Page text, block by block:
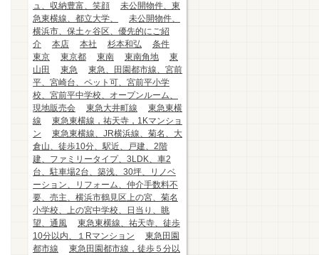
ュ、収納豊富、笑顔
未公開物件、東
急東横線、都立大学、
未公開物件、
横浜市、保土ヶ谷区、優先的にご紹
介
本店 本社 杉本和弘
条件
東京
東京都 東南 東南角地
東
山田
東急
東急、田園都市線、宮前
平、宮崎台、ペット可、宮前平小学
校、宮前平中学校、オープンルーム、
現地販売会
東急大井町線
東急東横
線
東急東横線，祐天寺，1Kマンショ
ン
東急東横線、JR横浜線、菊名、大
倉山、徒歩10分、駅近、戸建、2階
建、ファミリータイプ、3LDK、車2
台、駐車場2台、築浅、30坪、リノベ
ーション、リフォーム、仲介手数料不
要、売主、横浜市鶴見区上の宮、菊名
小学校、上の宮中学校、日当り、眺
望、通風
東急東横線、祐天寺、徒歩
10分以内、１Rマンション
東急田園
都市線
東急田園都市線，徒歩５分以